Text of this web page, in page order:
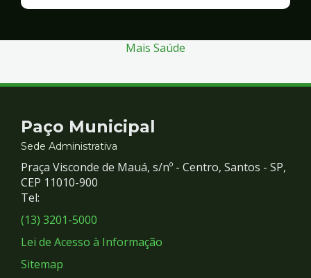
Mais Saúde
Contato
e
Redes
Sociais
Paço Municipal
Sede Administrativa
Praça Visconde de Mauá, s/nº - Centro, Santos - SP,
CEP 11010-900
Tel:
(13) 3201-5000
Lei de Acesso à Informação
Sitemap